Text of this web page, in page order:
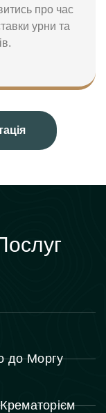
про час
урни та
до Моргу